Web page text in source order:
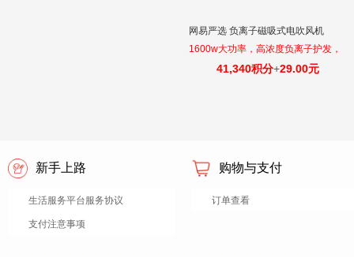
网易严选 负离子磁吸式电吹风机
1600w大功率，高浓度负离子护发，
405g机身轻而易举
41,340积分+29.00元
新手上路
生活服务平台服务协议
支付注意事项
购物与支付
订单查看